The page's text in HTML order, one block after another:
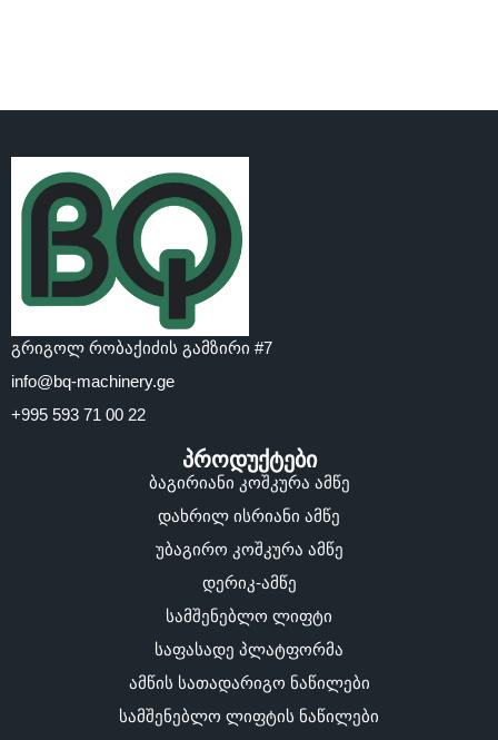
გრიგოლ რობაქიძის გამზირი #7
info@bq-machinery.ge
+995 593 71 00 22
პროდუქტები
ბაგირიანი კოშკურა ამწე
დახრილ ისრიანი ამწე
უბაგირო კოშკურა ამწე
დერიკ-ამწე
სამშენებლო ლიფტი
საფასადე პლატფორმა
ამწის სათადარიგო ნაწილები
სამშენებლო ლიფტის ნაწილები